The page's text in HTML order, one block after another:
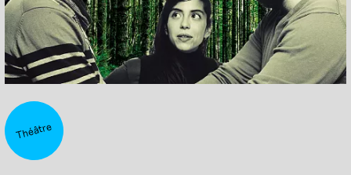
Théâtre